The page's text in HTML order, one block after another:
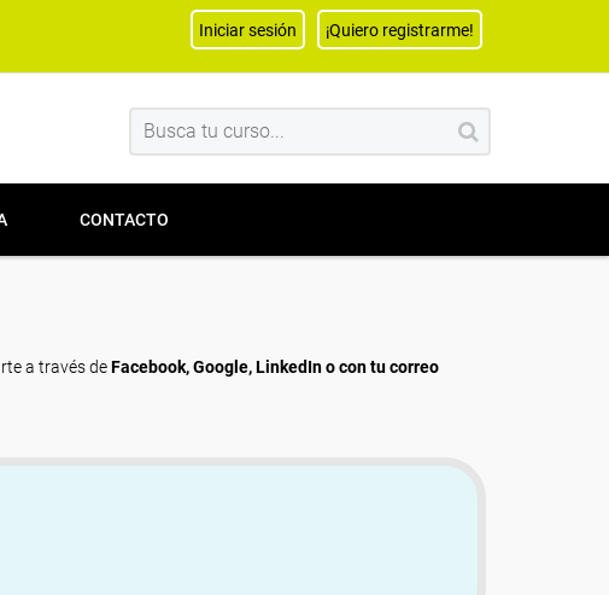
Iniciar sesión ¡Quiero registrarme!
CONTACTO
a través deFacebook, Google, LinkedIn o con tu correo